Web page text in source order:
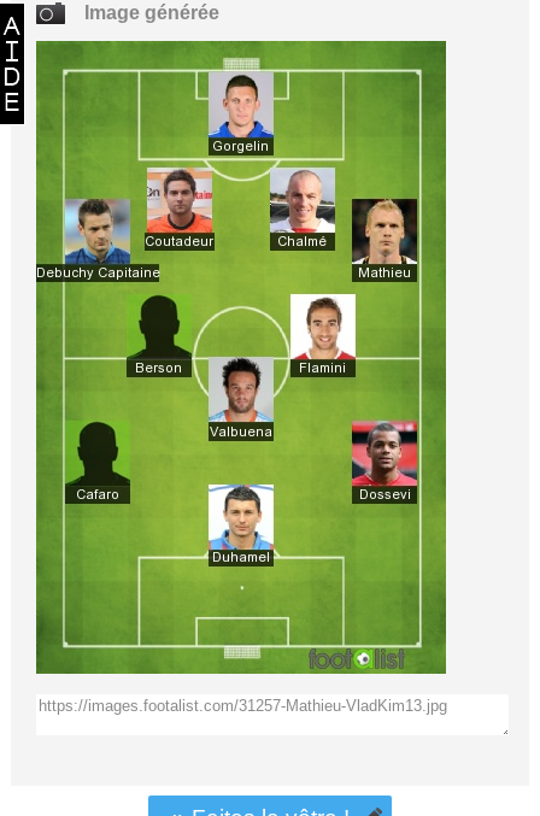
Image générée